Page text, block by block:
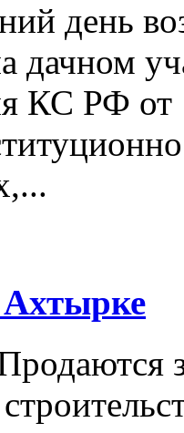
день
дачном
КС РФ